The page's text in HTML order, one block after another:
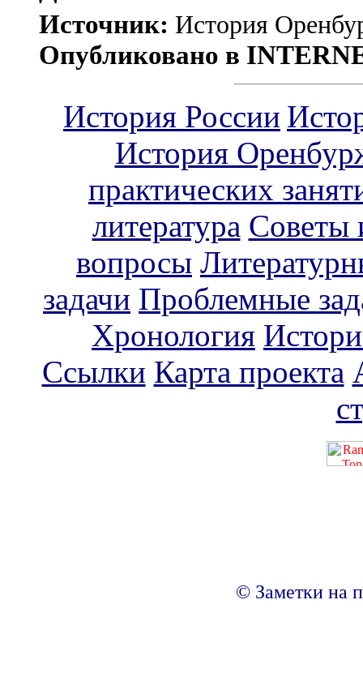
Источник: История
Опубликовано в
История России
История
практических
литература Советы
вопросы
задачи Проблемные
Хронология
Ссылки Карта проекта
© Заметки на